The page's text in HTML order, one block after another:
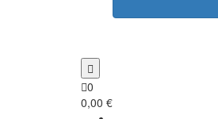
0
0,00 €